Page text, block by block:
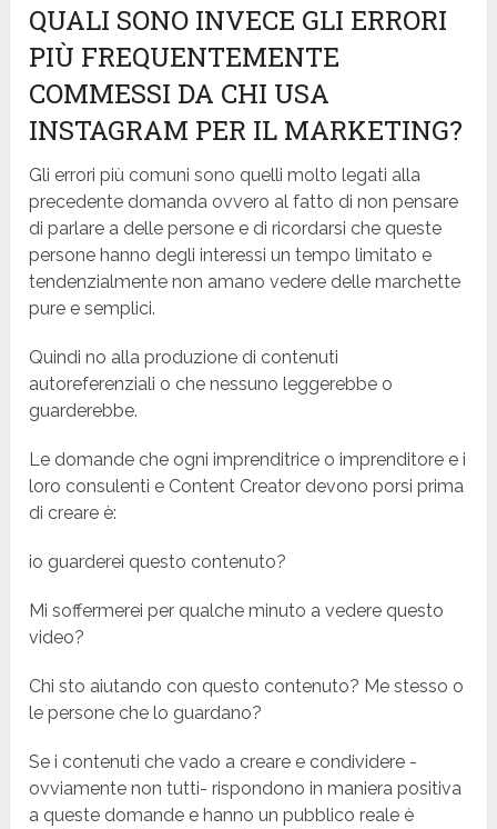
QUALI SONO INVECE GLI ERRORI
PIÙ FREQUENTEMENTE
COMMESSI DA CHI USA
INSTAGRAM PER IL MARKETING?
Gli errori più comuni sono quelli molto legati alla
precedente domanda ovvero al fatto di non pensare
di parlare a delle persone e di ricordarsi che queste
persone hanno degli interessi un tempo limitato e
tendenzialmente non amano vedere delle marchette
pure e semplici.
Quindi no alla produzione di contenuti
autoreferenziali o che nessuno leggerebbe o
guarderebbe.
Le domande che ogni imprenditrice o imprenditore e i
loro consulenti e Content Creator devono porsi prima
di creare è:
io guarderei questo contenuto?
Mi soffermerei per qualche minuto a vedere questo
video?
Chi sto aiutando con questo contenuto? Me stesso o
le persone che lo guardano?
Se i contenuti che vado a creare e condividere -
ovviamente non tutti- rispondono in maniera positiva
a queste domande e hanno un pubblico reale è